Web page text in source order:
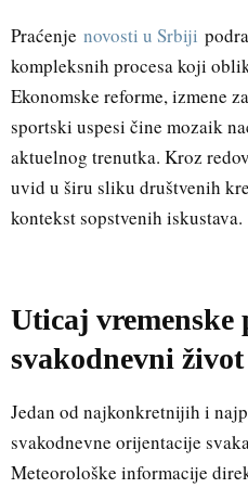
Praćenje novosti u Srbiji
kompleksnih procesa koji
Ekonomske reforme, izmene
sportski uspesi čine mozaik
aktuelnog trenutka. Kroz
uvid u širu sliku društvenih
kontekst sopstvenih iskustava.
Uticaj vremenske
svakodnevni život
Jedan od najkonkretnijih i
svakodnevne orijentacije
Meteorološke informacije